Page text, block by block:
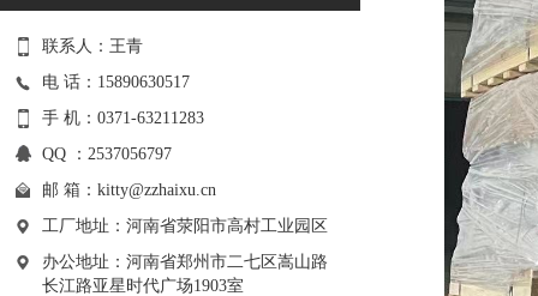
联系人：王青
电 话：15890630517
手 机：0371-63211283
QQ ：2537056797
邮 箱： kitty@zzhaixu.cn
工厂地址：河南省荥阳市高村工业园区
办公地址：河南省郑州市二七区嵩山路
长江路亚星时代广场1903室